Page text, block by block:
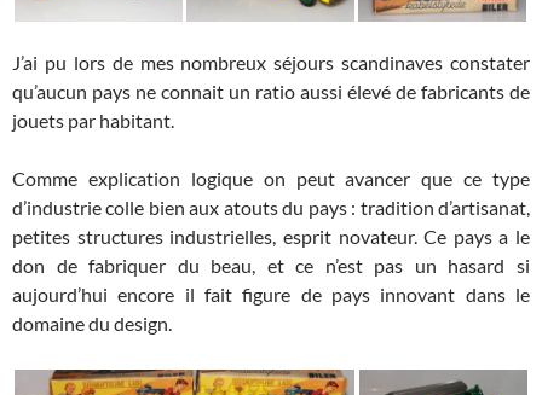
J’ai pu lors de mes nombreux séjours scandinaves constater
qu’aucun pays ne connait un ratio aussi élevé de fabricants de
jouets par habitant.
Comme explication logique on peut avancer que ce type
d’industrie colle bien aux atouts du pays : tradition d’artisanat,
petites structures industrielles, esprit novateur. Ce pays a le
don de fabriquer du beau, et ce n’est pas un hasard si
aujourd’hui encore il fait figure de pays innovant dans le
domaine du design.